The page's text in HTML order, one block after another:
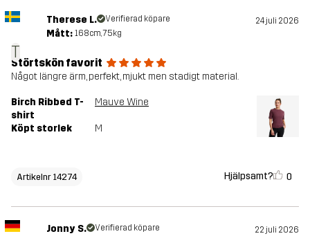
T
Therese L. Verifierad köpare 24 juli 2026
Mått: 168cm, 75kg
Störtskön favorit
Något längre ärm, perfekt, mjukt men stadigt material.
Birch Ribbed T-
shirt
Mauve Wine
Köpt storlek M
Artikelnr 14274 Hjälpsamt? 0
Jonny S. Verifierad köpare 22 juli 2026